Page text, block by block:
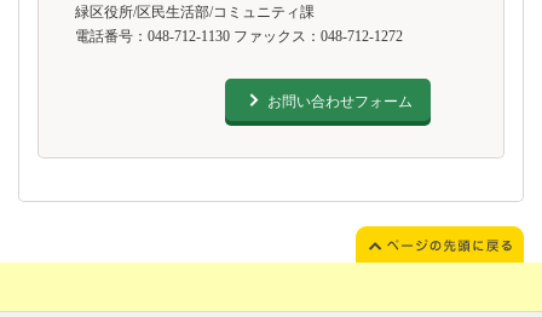
緑区役所/区民生活部/コミュニティ課
電話番号：048-712-1130 ファックス：048-712-1272
お問い合わせフォーム